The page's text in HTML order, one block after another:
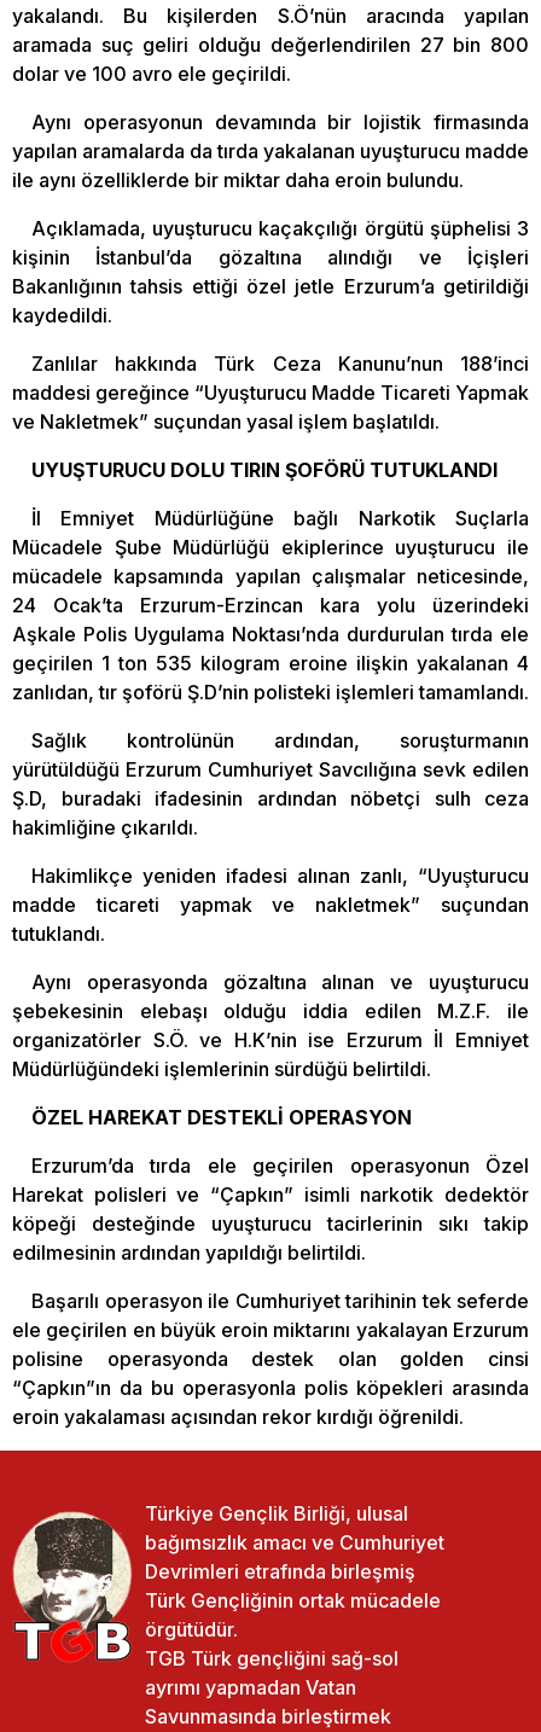
yakalandı. Bu kişilerden S.Ö’nün aracında yapılan
aramada suç geliri olduğu değerlendirilen 27 bin 800
dolar ve 100 avro ele geçirildi.
Aynı operasyonun devamında bir lojistik firmasında
yapılan aramalarda da tırda yakalanan uyuşturucu madde
ile aynı özelliklerde bir miktar daha eroin bulundu.
Açıklamada, uyuşturucu kaçakçılığı örgütü şüphelisi 3
kişinin İstanbul’da gözaltına alındığı ve İçişleri
Bakanlığının tahsis ettiği özel jetle Erzurum’a getirildiği
kaydedildi.
Zanlılar hakkında Türk Ceza Kanunu’nun 188’inci
maddesi gereğince “Uyuşturucu Madde Ticareti Yapmak
ve Nakletmek” suçundan yasal işlem başlatıldı.
UYUŞTURUCU DOLU TIRIN ŞOFÖRÜ TUTUKLANDI
İl Emniyet Müdürlüğüne bağlı Narkotik Suçlarla
Mücadele Şube Müdürlüğü ekiplerince uyuşturucu ile
mücadele kapsamında yapılan çalışmalar neticesinde,
24 Ocak’ta Erzurum-Erzincan kara yolu üzerindeki
Aşkale Polis Uygulama Noktası’nda durdurulan tırda ele
geçirilen 1 ton 535 kilogram eroine ilişkin yakalanan 4
zanlıdan, tır şoförü Ş.D’nin polisteki işlemleri tamamlandı.
Sağlık kontrolünün ardından, soruşturmanın
yürütüldüğü Erzurum Cumhuriyet Savcılığına sevk edilen
Ş.D, buradaki ifadesinin ardından nöbetçi sulh ceza
hakimliğine çıkarıldı.
Hakimlikçe yeniden ifadesi alınan zanlı, “Uyuşturucu
madde ticareti yapmak ve nakletmek” suçundan
tutuklandı.
Aynı operasyonda gözaltına alınan ve uyuşturucu
şebekesinin elebaşı olduğu iddia edilen M.Z.F. ile
organizatörler S.Ö. ve H.K’nin ise Erzurum İl Emniyet
Müdürlüğündeki işlemlerinin sürdüğü belirtildi.
ÖZEL HAREKAT DESTEKLİ OPERASYON
Erzurum’da tırda ele geçirilen operasyonun Özel
Harekat polisleri ve “Çapkın” isimli narkotik dedektör
köpeği desteğinde uyuşturucu tacirlerinin sıkı takip
edilmesinin ardından yapıldığı belirtildi.
Başarılı operasyon ile Cumhuriyet tarihinin tek seferde
ele geçirilen en büyük eroin miktarını yakalayan Erzurum
polisine operasyonda destek olan golden cinsi
“Çapkın”ın da bu operasyonla polis köpekleri arasında
eroin yakalaması açısından rekor kırdığı öğrenildi.
Türkiye Gençlik Birliği, ulusal
bağımsızlık amacı ve Cumhuriyet
Devrimleri etrafında birleşmiş
Türk Gençliğinin ortak mücadele
örgütüdür.
TGB Türk gençliğini sağ-sol
ayrımı yapmadan Vatan
Savunmasında birleştirmek